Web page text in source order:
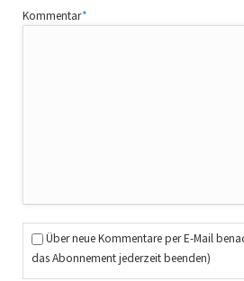
Pflichtfeld
Kommentar*
Über neue Kommentare per E-Mail
das Abonnement jederzeit beenden)